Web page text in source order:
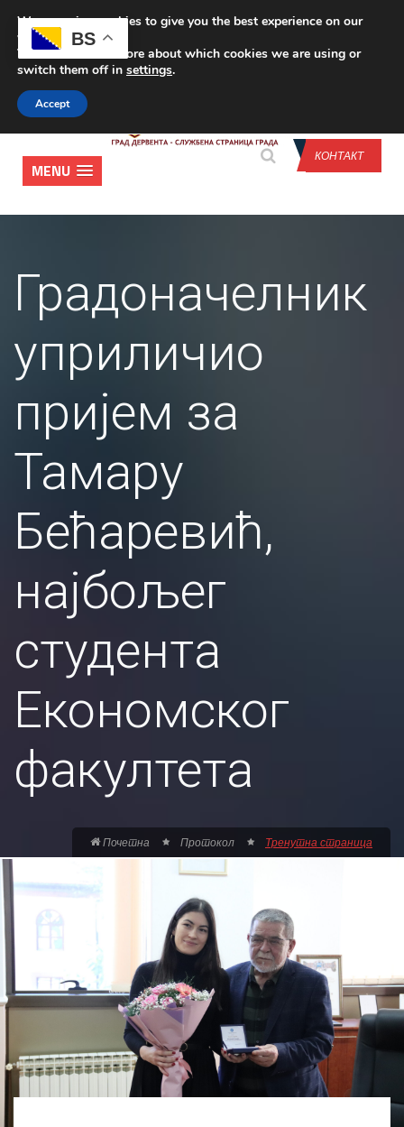
CONTACT US
КОНТАКТ
MENU
Градоначелник
уприличио
пријем за
Тамару
Бећаревић,
најбољег
студента
Економског
факултета
Почетна Протокол Тренутна страница
BS
We are using cookies to give you the best experience on our
website.
You can find out more about which cookies we are using or
switch them off in settings.
Accept